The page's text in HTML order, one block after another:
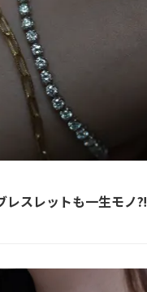
レスレットも一生モノ⁈